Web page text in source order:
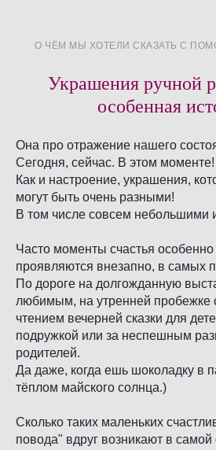
О ЧЁМ МЫ ХОТЕЛИ СКАЗАТЬ С
Украшения ручной
особенная
Она про отражение нашего
Сегодня, сейчас. В этом моменте!
Как и настроение, украшения,
могут быть очень разными!
В том числе совсем небольшими
Часто моменты счастья особенно
проявляются внезапно, в самых
По дороге на долгожданную
любимым, на утренней пробежке
чтением вечерней сказки для
подружкой или за неспешным
родителей.
Да даже, когда ешь шоколадку в
тёплом майского солнца.)
Сколько таких маленьких
повода" вдруг возникают в